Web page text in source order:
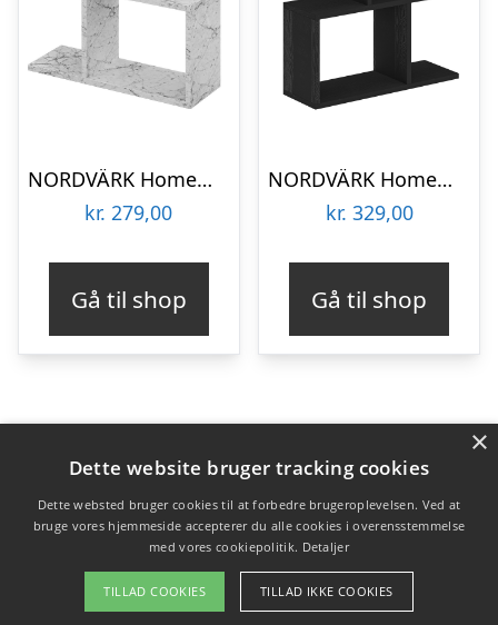
NORDVÄRK Homemania sofabord, m. hylder – Carrara marmorlook melamin (60×20)
kr. 279,00
Gå til shop
NORDVÄRK Homemania sofabord, m. hylder – træsort melamin (60×20)
kr. 329,00
Gå til shop
Varekategorier
Produkter
Copyright 2026 - Pilanto Aps
Forside
Om / kontakt Blog Betingelser
×
Dette website bruger tracking cookies
Dette websted bruger cookies til at forbedre brugeroplevelsen. Ved at
bruge vores hjemmeside accepterer du alle cookies i overensstemmelse
med vores cookiepolitik. Detaljer
TILLAD COOKIES TILLAD IKKE COOKIES